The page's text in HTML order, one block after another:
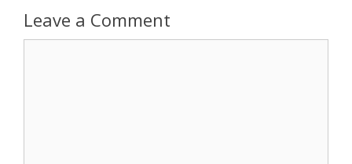
Leave a Comment